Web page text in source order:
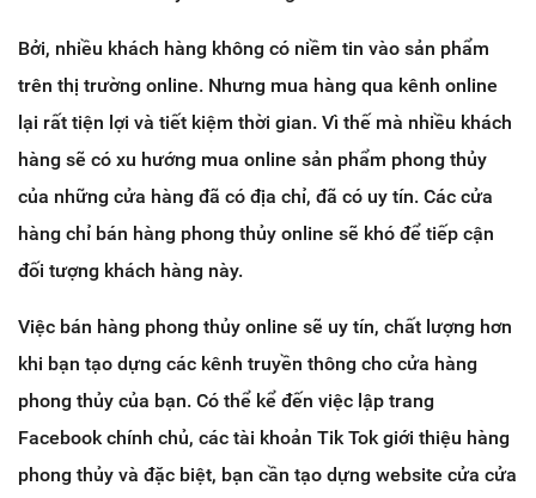
Bởi, nhiều khách hàng không có niềm tin vào sản phẩm
trên thị trường online. Nhưng mua hàng qua kênh online
lại rất tiện lợi và tiết kiệm thời gian. Vì thế mà nhiều khách
hàng sẽ có xu hướng mua online sản phẩm phong thủy
của những cửa hàng đã có địa chỉ, đã có uy tín. Các cửa
hàng chỉ bán hàng phong thủy online sẽ khó để tiếp cận
đối tượng khách hàng này.
Việc bán hàng phong thủy online sẽ uy tín, chất lượng hơn
khi bạn tạo dựng các kênh truyền thông cho cửa hàng
phong thủy của bạn. Có thể kể đến việc lập trang
Facebook chính chủ, các tài khoản Tik Tok giới thiệu hàng
phong thủy và đặc biệt, bạn cần tạo dựng website cửa cửa